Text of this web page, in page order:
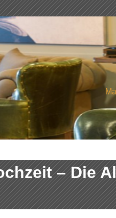
– Die